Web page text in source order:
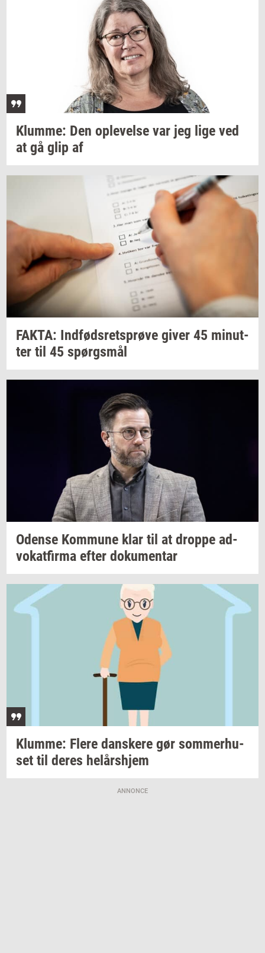
Klum­me: Den op­le­vel­se var jeg lige ved
at gå glip af
FAKTA: Ind­føds­rets­prø­ve giver 45 mi­nut­
ter til 45 spørgs­mål
Oden­se Kom­mu­ne klar til at drop­pe ad­
vo­kat­fir­ma efter do­ku­men­tar
Klum­me: Flere dan­ske­re gør som­mer­hu­
set til deres helårs­hjem
ANNONCE